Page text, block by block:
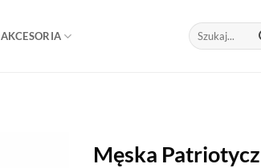
AKCESORIA
Szukaj:
Męska